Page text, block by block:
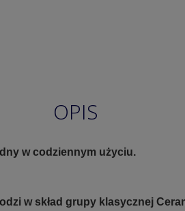
OPIS
w codziennym użyciu.
w skład grupy klasycznej